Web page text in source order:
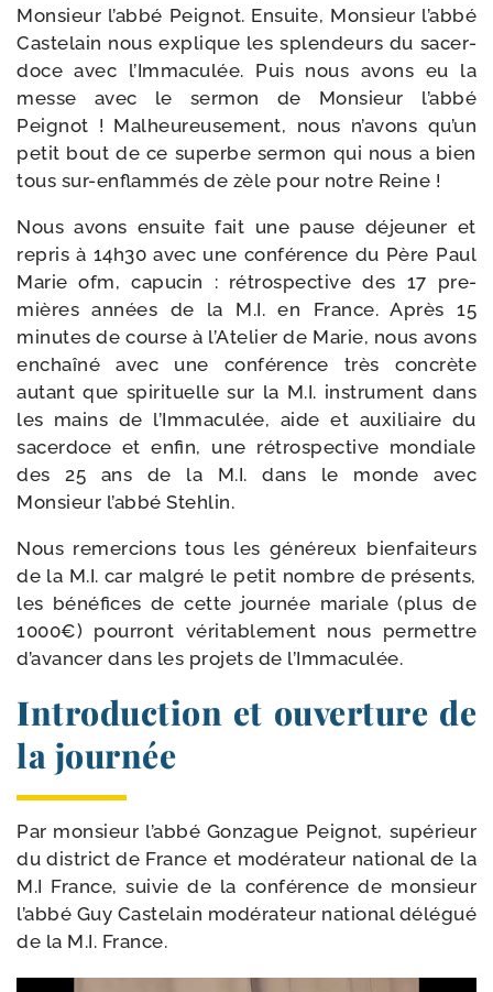
Monsieur l’abbé Peignot. Ensuite, Monsieur l’abbé
Castelain nous explique les splen­deurs du sacer­
doce avec l’Immaculée. Puis nous avons eu la
messe avec le ser­mon de Monsieur l’abbé
Peignot ! Malheureusement, nous n’avons qu’un
petit bout de ce superbe ser­mon qui nous a bien
tous sur-​enflammés de zèle pour notre Reine !
Nous avons ensuite fait une pause déjeu­ner et
repris à 14h30 avec une confé­rence du Père Paul
Marie ofm, capu­cin : rétros­pec­tive des 17 pre­
mières années de la M.I. en France. Après 15
minutes de course à l’Atelier de Marie, nous avons
enchaî­né avec une confé­rence très concrète
autant que spi­ri­tuelle sur la M.I. ins­tru­ment dans
les mains de l’Immaculée, aide et auxi­liaire du
sacer­doce et enfin, une rétros­pec­tive mon­diale
des 25 ans de la M.I. dans le monde avec
Monsieur l’abbé Stehlin.
Nous remer­cions tous les géné­reux bien­fai­teurs
de la M.I. car mal­gré le petit nombre de pré­sents,
les béné­fices de cette jour­née mariale (plus de
1000€) pour­ront véri­ta­ble­ment nous per­mettre
d’avancer dans les pro­jets de l’Immaculée.
Introduction et ouverture de
la journée
Par mon­sieur l’ab­bé Gonzague Peignot, supé­rieur
du dis­trict de France et modé­ra­teur natio­nal de la
M.I France, sui­vie de la confé­rence de mon­sieur
l’ab­bé Guy Castelain modé­ra­teur natio­nal délé­gué
de la M.I. France.